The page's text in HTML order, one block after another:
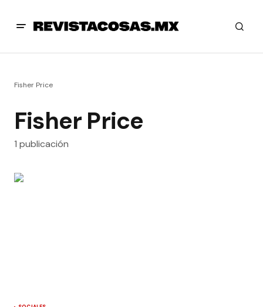
Fisher Price
Fisher Price
1 publicación